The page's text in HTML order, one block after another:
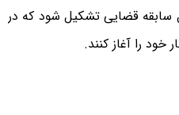
حداقل دارای ۲۰ سال سابقه قضایی تشکیل شود که در
خود را آغاز کنند.